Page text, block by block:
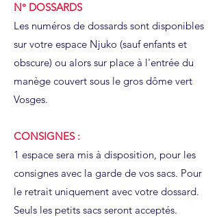
N° DOSSARDS
Les numéros de dossards sont disponibles
sur votre espace Njuko (sauf enfants et
obscure) ou alors sur place à l'entrée du
manège couvert sous le gros dôme vert
Vosges.
CONSIGNES :
1 espace sera mis à disposition, pour les
consignes avec la garde de vos sacs. Pour
le retrait uniquement avec votre dossard.
Seuls les petits sacs seront acceptés.